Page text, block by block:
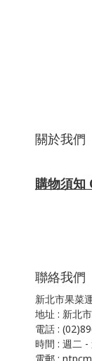
關於我們
購物須知
聯絡我們
新北市果菜
地址 : 新北
電話 :
時間 : 週二